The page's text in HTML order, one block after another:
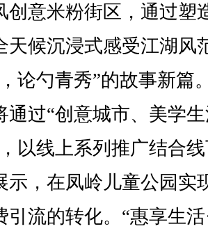
创意米粉街区，通过塑
天候沉浸式感受江湖风
论勺青秀”的故事新篇
通过“创意城市、美学
以线上系列推广结合
示，在凤岭儿童公园实
引流的转化。“惠享生